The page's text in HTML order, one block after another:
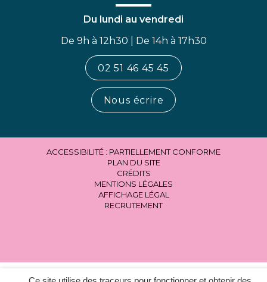
Du lundi au vendredi
De 9h à 12h30 | De 14h à 17h30
02 51 46 45 45
Nous écrire
ACCESSIBILITÉ : PARTIELLEMENT CONFORME
PLAN DU SITE
CRÉDITS
MENTIONS LÉGALES
AFFICHAGE LÉGAL
RECRUTEMENT